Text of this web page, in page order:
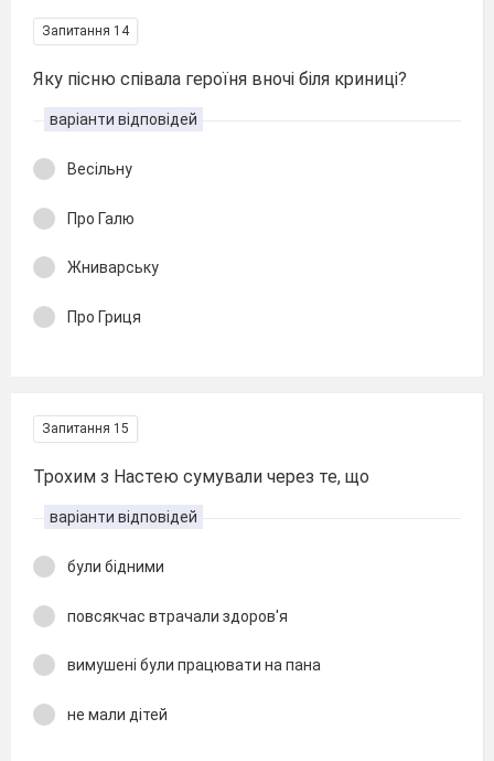
Запитання 14
Яку пісню співала героїня вночі біля криниці?
варіанти відповідей
Весільну
Про Галю
Жниварську
Про Гриця
Запитання 15
Трохим з Настею сумували через те, що
варіанти відповідей
були бідними
повсякчас втрачали здоров'я
вимушені були працювати на пана
не мали дітей